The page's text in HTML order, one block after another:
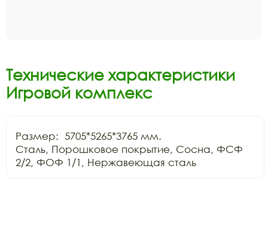
Технические характеристики
Игровой комплекс
Размер:  5705*5265*3765 мм.
Сталь, Порошковое покрытие, Сосна, ФСФ